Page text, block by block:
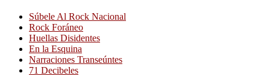
Súbele Al Rock Nacional
Rock Foráneo
Huellas Disidentes
En la Esquina
Narraciones Transeúntes
71 Decibeles